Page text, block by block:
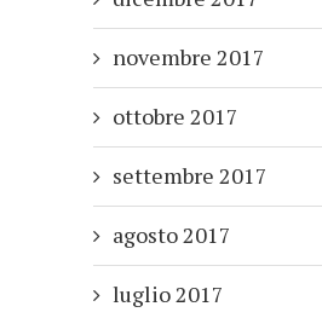
novembre 2017
ottobre 2017
settembre 2017
agosto 2017
luglio 2017